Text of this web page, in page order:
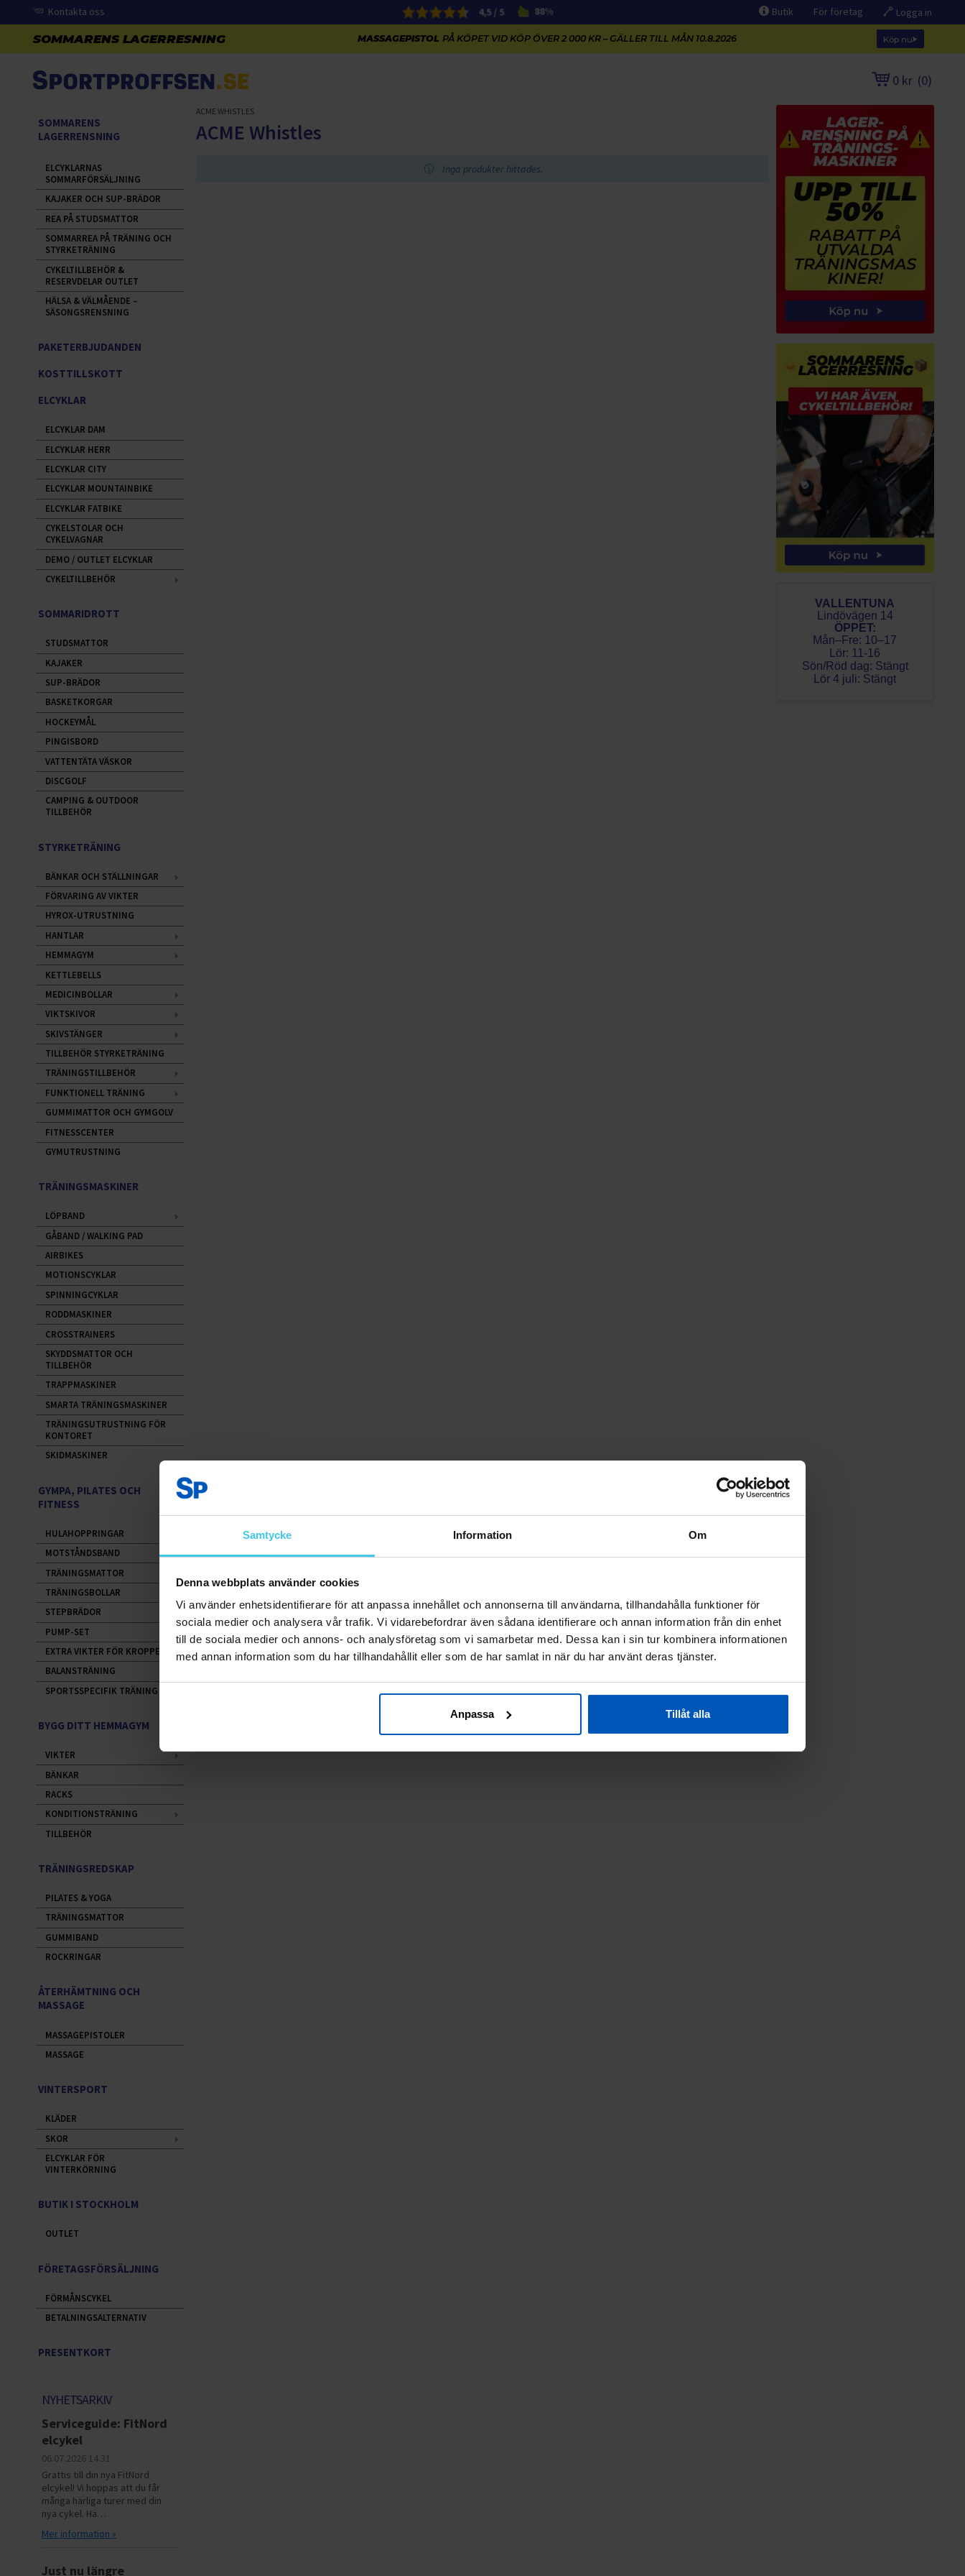
Samtycke Information Om
Denna webbplats använder cookies
Vi använder enhetsidentifierare för att anpassa innehållet och annonserna till användarna, tillhandahålla funktioner för
sociala medier och analysera vår trafik. Vi vidarebefordrar även sådana identifierare och annan information från din enhet
till de sociala medier och annons- och analysföretag som vi samarbetar med. Dessa kan i sin tur kombinera informationen
med annan information som du har tillhandahållit eller som de har samlat in när du har använt deras tjänster.
Anpassa Tillåt alla
Kontakta oss 4,5 / 5 88% Butik För företag Logga in
MASSAGEPISTOL PÅ KÖPET VID KÖP ÖVER 2 000 KR – GÄLLER TILL MÅN 10.8.2026 Köp nu
0 kr (0)
ACME WHISTLES
ACME Whistles
Inga produkter hittades.
SOMMARENS
LAGERRENSNING
ELCYKLARNAS
SOMMARFÖRSÄLJNING
KAJAKER OCH SUP-BRÄDOR
REA PÅ STUDSMATTOR
SOMMARREA PÅ TRÄNING OCH
STYRKETRÄNING
CYKELTILLBEHÖR &
RESERVDELAR OUTLET
HÄLSA & VÄLMÅENDE –
SÄSONGSRENSNING
PAKETERBJUDANDEN
KOSTTILLSKOTT
ELCYKLAR
ELCYKLAR DAM
ELCYKLAR HERR
ELCYKLAR CITY
ELCYKLAR MOUNTAINBIKE
ELCYKLAR FATBIKE
CYKELSTOLAR OCH
CYKELVAGNAR
DEMO / OUTLET ELCYKLAR
CYKELTILLBEHÖR
SOMMARIDROTT
STUDSMATTOR
KAJAKER
SUP-BRÄDOR
BASKETKORGAR
HOCKEYMÅL
PINGISBORD
VATTENTÄTA VÄSKOR
DISCGOLF
CAMPING & OUTDOOR
TILLBEHÖR
STYRKETRÄNING
BÄNKAR OCH STÄLLNINGAR
FÖRVARING AV VIKTER
HYROX-UTRUSTNING
HANTLAR
HEMMAGYM
KETTLEBELLS
MEDICINBOLLAR
VIKTSKIVOR
SKIVSTÄNGER
TILLBEHÖR STYRKETRÄNING
TRÄNINGSTILLBEHÖR
FUNKTIONELL TRÄNING
GUMMIMATTOR OCH GYMGOLV
FITNESSCENTER
GYMUTRUSTNING
TRÄNINGSMASKINER
LÖPBAND
GÅBAND / WALKING PAD
AIRBIKES
MOTIONSCYKLAR
SPINNINGCYKLAR
RODDMASKINER
CROSSTRAINERS
SKYDDSMATTOR OCH
TILLBEHÖR
TRAPPMASKINER
SMARTA TRÄNINGSMASKINER
TRÄNINGSUTRUSTNING FÖR
KONTORET
SKIDMASKINER
GYMPA, PILATES OCH
FITNESS
HULAHOPPRINGAR
MOTSTÅNDSBAND
TRÄNINGSMATTOR
TRÄNINGSBOLLAR
STEPBRÄDOR
PUMP-SET
EXTRA VIKTER FÖR KROPPEN
BALANSTRÄNING
SPORTSSPECIFIK TRÄNING
BYGG DITT HEMMAGYM
VIKTER
BÄNKAR
RACKS
KONDITIONSTRÄNING
TILLBEHÖR
TRÄNINGSREDSKAP
PILATES & YOGA
TRÄNINGSMATTOR
GUMMIBAND
ROCKRINGAR
ÅTERHÄMTNING OCH
MASSAGE
MASSAGEPISTOLER
MASSAGE
VINTERSPORT
KLÄDER
SKOR
ELCYKLAR FÖR
VINTERKÖRNING
BUTIK I STOCKHOLM
OUTLET
FÖRETAGSFÖRSÄLJNING
FÖRMÅNSCYKEL
BETALNINGSALTERNATIV
PRESENTKORT
NYHETSARKIV
Serviceguide: FitNord
elcykel
06.07.2026 14.31
Grattis till din nya FitNord
elcykel! Vi hoppas att du får
många härliga turer med din
nya cykel. Hä…
Mer information »
Just nu längre
VALLENTUNA
Lindövägen 14
ÖPPET:
Mån–Fre: 10–17
Lör: 11-16
Sön/Röd dag: Stängt
Lör 4 juli: Stängt